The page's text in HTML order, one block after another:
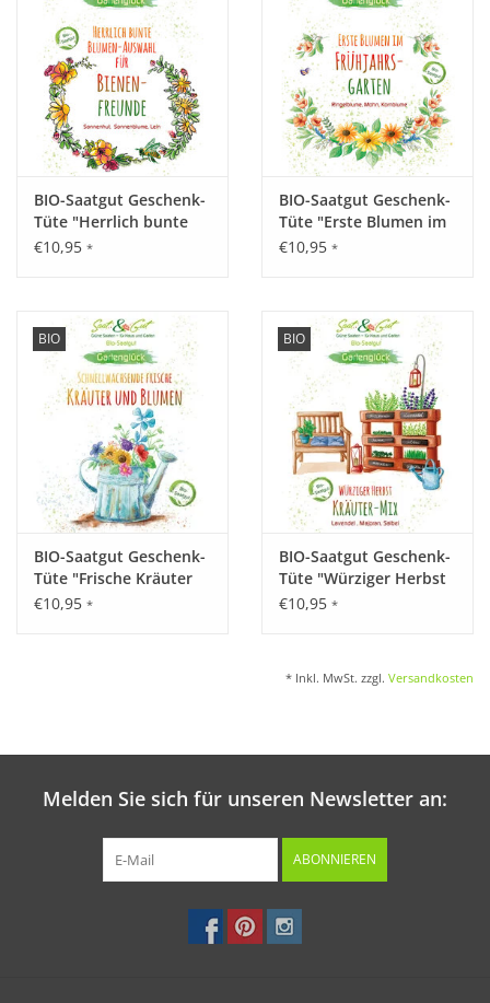
Sehr aromatisches und beliebtes Gewürzkraut. Getrocknete
Dillspitzen verfeinern Salate und Dressings. Ist
hocharomatisch.
Pflanz- und Anbauhinweise sind direkt auf den Saatbeuteln
ausführlich beschrieben.
BIO-Saatgut Geschenk-
Tüte "Herrlich bunte
Blumen-Auswahl f.
€10,95 *
BIO-Saatgut Geschenk-
Tüte "Erste Blumen im
Frühjahrsgarten"
€10,95 *
BIO
BIO-Saatgut Geschenk-
Tüte "Frische Kräuter
und Blumen"
€10,95 *
BIO
BIO-Saatgut Geschenk-
Tüte "Würziger Herbst
Kräuter Mix"
€10,95 *
* Inkl. MwSt. zzgl. Versandkosten
Melden Sie sich für unseren Newsletter an:
ABONNIEREN